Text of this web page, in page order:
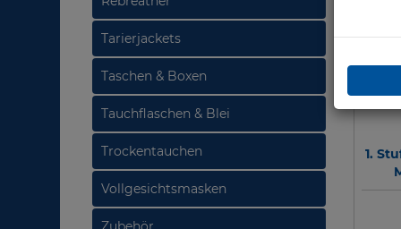
Tarierjackets
Taschen & Boxen
Tauchflaschen & Blei
Trockentauchen
Vollgesichtsmasken
1.